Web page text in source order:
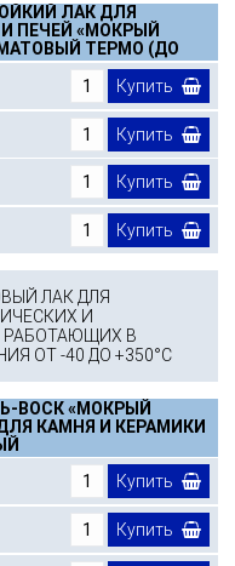
ЛАК ДЛЯ
ПЕЧЕЙ «МОКРЫЙ
ТЕРМО (ДО
Купить
Купить
Купить
Купить
ЛАК ДЛЯ
И
РАБОТАЮЩИХ В
ОТ -40 ДО +350°С
ВОСК «МОКРЫЙ
КАМНЯ И КЕРАМИКИ
Купить
Купить